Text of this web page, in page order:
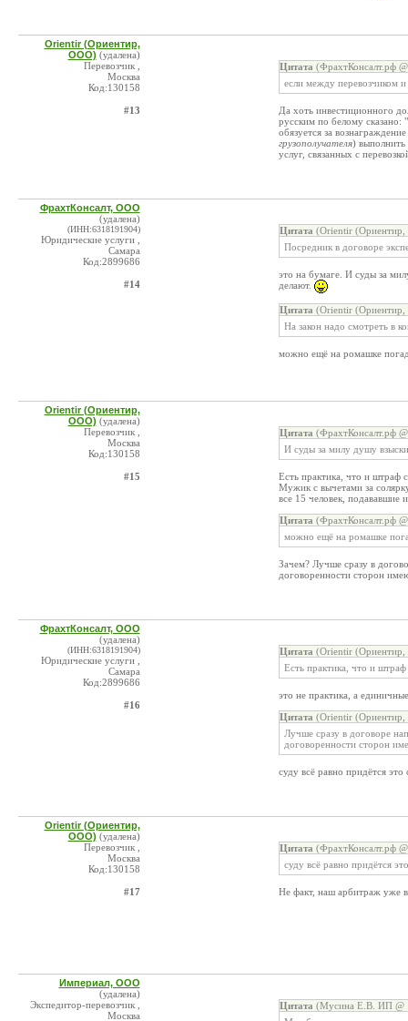
Orientir (Ориентир,
ООО) (удалена)
Перевозчик ,
Москва
Код:130158
#13
Цитата (ФрахтКонсалт.рф
если между перевозчиком
Да хоть инвестиционного
русским по белому сказано:
обязуется за
грузополучателя) выполнить
услуг, связанных с
ФрахтКонсалт, ООО
(удалена)
(ИНН:6318191904)
Юридические услуги ,
Самара
Код:2899686
#14
Цитата (Orientir
Посредник в договоре
это на бумаге. И суды за
делают.
Цитата (Orientir
На закон надо смотреть в
можно ещё на ромашке
Orientir (Ориентир,
ООО) (удалена)
Перевозчик ,
Москва
Код:130158
#15
Цитата (ФрахтКонсалт.рф
И суды за милу душу
Есть практика, что и штраф
Мужик с вычетами за
все 15 человек, подававшие
Цитата (ФрахтКонсалт.рф
можно ещё на ромашке
Зачем? Лучше сразу в
договоренности сторон
ФрахтКонсалт, ООО
(удалена)
(ИНН:6318191904)
Юридические услуги ,
Самара
Код:2899686
#16
Цитата (Orientir
Есть практика, что и штраф
это не практика, а
Цитата (Orientir
Лучше сразу в договоре
договоренности сторон
суду всё равно придётся это
Orientir (Ориентир,
ООО) (удалена)
Перевозчик ,
Москва
Код:130158
#17
Цитата (ФрахтКонсалт.рф
суду всё равно придётся
Не факт, наш арбитраж уже
Империал, ООО
(удалена)
Экспедитор-перевозчик ,
Москва
Цитата (Мусина Е.В. ИП @